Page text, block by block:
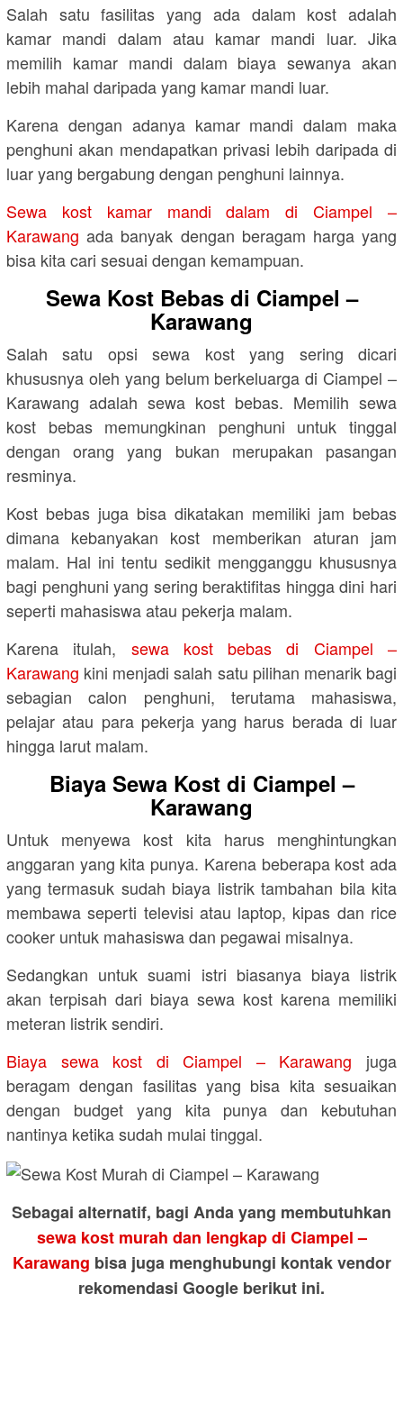
Salah satu fasilitas yang ada dalam kost adalah
kamar mandi dalam atau kamar mandi luar. Jika
memilih kamar mandi dalam biaya sewanya akan
lebih mahal daripada yang kamar mandi luar.
Karena dengan adanya kamar mandi dalam maka
penghuni akan mendapatkan privasi lebih daripada di
luar yang bergabung dengan penghuni lainnya.
Sewa kost kamar mandi dalam di Ciampel –
Karawang ada banyak dengan beragam harga yang
bisa kita cari sesuai dengan kemampuan.
Sewa Kost Bebas di Ciampel –
Karawang
Salah satu opsi sewa kost yang sering dicari
khususnya oleh yang belum berkeluarga di Ciampel –
Karawang adalah sewa kost bebas. Memilih sewa
kost bebas memungkinan penghuni untuk tinggal
dengan orang yang bukan merupakan pasangan
resminya.
Kost bebas juga bisa dikatakan memiliki jam bebas
dimana kebanyakan kost memberikan aturan jam
malam. Hal ini tentu sedikit mengganggu khususnya
bagi penghuni yang sering beraktifitas hingga dini hari
seperti mahasiswa atau pekerja malam.
Karena itulah, sewa kost bebas di Ciampel –
Karawang kini menjadi salah satu pilihan menarik bagi
sebagian calon penghuni, terutama mahasiswa,
pelajar atau para pekerja yang harus berada di luar
hingga larut malam.
Biaya Sewa Kost di Ciampel –
Karawang
Untuk menyewa kost kita harus menghintungkan
anggaran yang kita punya. Karena beberapa kost ada
yang termasuk sudah biaya listrik tambahan bila kita
membawa seperti televisi atau laptop, kipas dan rice
cooker untuk mahasiswa dan pegawai misalnya.
Sedangkan untuk suami istri biasanya biaya listrik
akan terpisah dari biaya sewa kost karena memiliki
meteran listrik sendiri.
Biaya sewa kost di Ciampel – Karawang juga
beragam dengan fasilitas yang bisa kita sesuaikan
dengan budget yang kita punya dan kebutuhan
nantinya ketika sudah mulai tinggal.
Sebagai alternatif, bagi Anda yang membutuhkan
sewa kost murah dan lengkap di Ciampel –
Karawang bisa juga menghubungi kontak vendor
rekomendasi Google berikut ini.